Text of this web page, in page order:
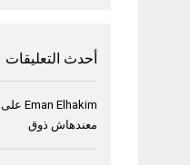
أحدث التعليقات
Eman Elhakim على
معندهاش ذوق